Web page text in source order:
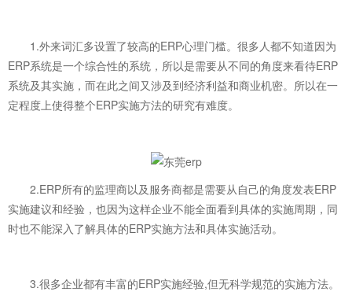
1.外来词汇多设置了较高的ERP心理门槛。很多人都不知道因为
ERP系统是一个综合性的系统，所以是需要从不同的角度来看待ERP
系统及其实施，而在此之间又涉及到经济利益和商业机密。所以在一
定程度上使得整个ERP实施方法的研究有难度。
2.ERP所有的监理商以及服务商都是需要从自己的角度发表ERP
实施建议和经验，也因为这样企业不能全面看到具体的实施周期，同
时也不能深入了解具体的ERP实施方法和具体实施活动。
3.很多企业都有丰富的ERP实施经验,但无科学规范的实施方法。